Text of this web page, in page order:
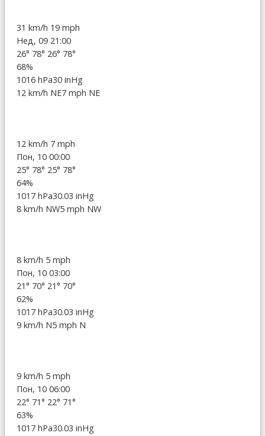
31 km/h 19 mph
Нед, 09 21:00
26° 78° 26° 78°
68%
1016 hPa30 inHg
12 km/h NE7 mph NE
12 km/h 7 mph
Пон, 10 00:00
25° 78° 25° 78°
64%
1017 hPa30.03 inHg
8 km/h NW5 mph NW
8 km/h 5 mph
Пон, 10 03:00
21° 70° 21° 70°
62%
1017 hPa30.03 inHg
9 km/h N5 mph N
9 km/h 5 mph
Пон, 10 06:00
22° 71° 22° 71°
63%
1017 hPa30.03 inHg